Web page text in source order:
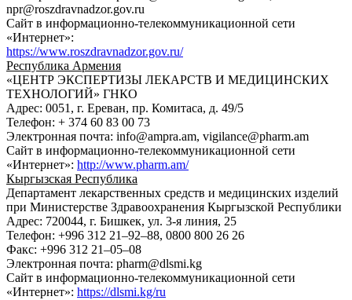
npr@roszdravnadzor.gov.ru
Сайт в информационно-телекоммуникационной сети
«Интернет»:
https://www.roszdravnadzor.gov.ru/
Республика Армения
«ЦЕНТР ЭКСПЕРТИЗЫ ЛЕКАРСТВ И МЕДИЦИНСКИХ
ТЕХНОЛОГИЙ» ГНКО
Адрес: 0051, г. Ереван, пр. Комитаса, д. 49/5
Телефон: + 374 60 83 00 73
Электронная почта: info@ampra.am, vigilance@pharm.am
Сайт в информационно-телекоммуникационной сети
«Интернет»: http://www.pharm.am/
Кыргызская Республика
Департамент лекарственных средств и медицинских изделий
при Министерстве Здравоохранения Кыргызской Республики
Адрес: 720044, г. Бишкек, ул. 3-я линия, 25
Телефон: +996 312 21–92–88, 0800 800 26 26
Факс: +996 312 21–05–08
Электронная почта: pharm@dlsmi.kg
Сайт в информационно-телекоммуникационной сети
«Интернет»: https://dlsmi.kg/ru